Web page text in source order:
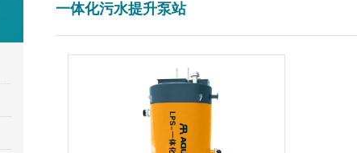
一体化污水提升泵站